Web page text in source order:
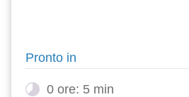
Pronto in
0 ore: 5 min